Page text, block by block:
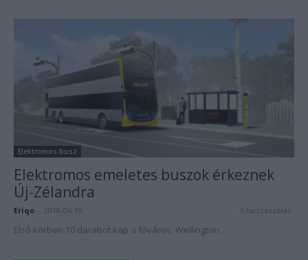
Elektromos busz
Elektromos emeletes buszok érkeznek
Új-Zélandra
Eriqo 2018-06-19 0 hozzászólás
Első körben 10 darabot kap a főváros, Wellington.